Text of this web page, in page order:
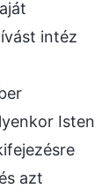
intéz
Isten
azt